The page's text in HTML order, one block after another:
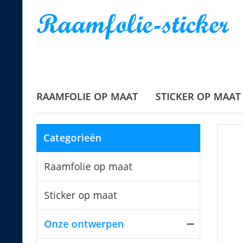
RAAMFOLIE OP MAAT STICKER OP MAAT
Categorieën
Raamfolie op maat
Sticker op maat
Onze ontwerpen